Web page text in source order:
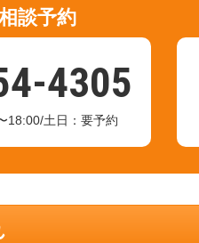
談予約
4305
18:00/土日：要予約